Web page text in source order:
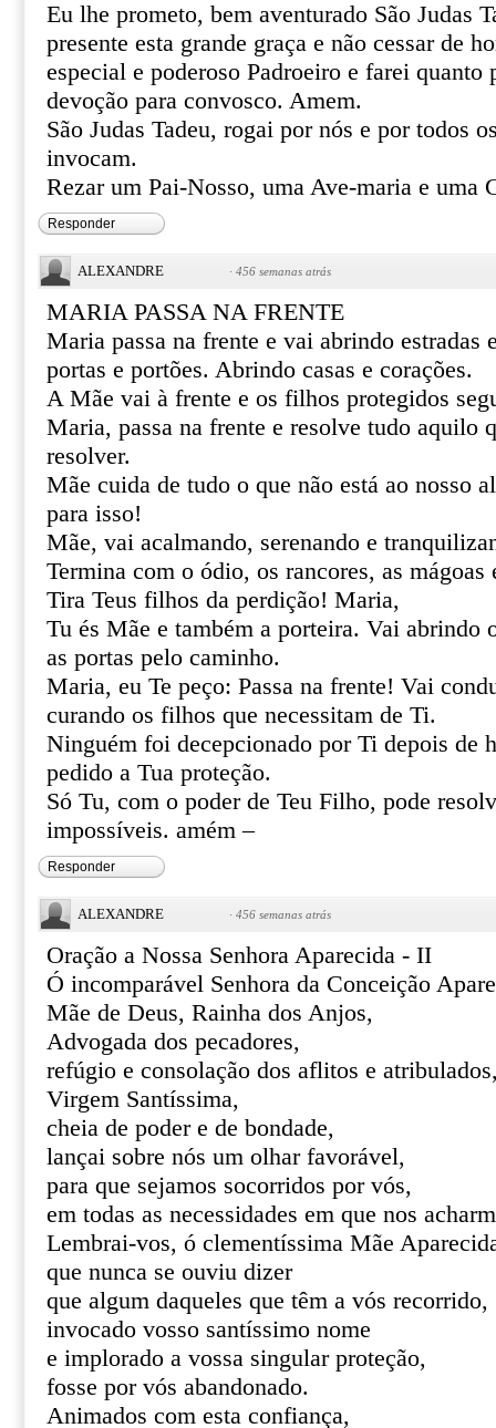
Eu lhe prometo, bem aventurado São Judas
presente esta grande graça e não cessar de
especial e poderoso Padroeiro e farei quanto
devoção para convosco. Amem.
São Judas Tadeu, rogai por nós e por todos
invocam.
Rezar um Pai-Nosso, uma Ave-maria e uma
Responder
ALEXANDRE · 456 semanas atrás
MARIA PASSA NA FRENTE
Maria passa na frente e vai abrindo estradas
portas e portões. Abrindo casas e corações.
A Mãe vai à frente e os filhos protegidos
Maria, passa na frente e resolve tudo aquilo
resolver.
Mãe cuida de tudo o que não está ao nosso
para isso!
Mãe, vai acalmando, serenando e
Termina com o ódio, os rancores, as mágoas
Tira Teus filhos da perdição! Maria,
Tu és Mãe e também a porteira. Vai abrindo
as portas pelo caminho.
Maria, eu Te peço: Passa na frente! Vai
curando os filhos que necessitam de Ti.
Ninguém foi decepcionado por Ti depois de
pedido a Tua proteção.
Só Tu, com o poder de Teu Filho, pode
impossíveis. amém –
Responder
ALEXANDRE · 456 semanas atrás
Oração a Nossa Senhora Aparecida - II
Ó incomparável Senhora da Conceição
Mãe de Deus, Rainha dos Anjos,
Advogada dos pecadores,
refúgio e consolação dos aflitos e
Virgem Santíssima,
cheia de poder e de bondade,
lançai sobre nós um olhar favorável,
para que sejamos socorridos por vós,
em todas as necessidades em que nos
Lembrai-vos, ó clementíssima Mãe
que nunca se ouviu dizer
que algum daqueles que têm a vós recorrido,
invocado vosso santíssimo nome
e implorado a vossa singular proteção,
fosse por vós abandonado.
Animados com esta confiança,